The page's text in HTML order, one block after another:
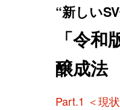
“新しい
「令
醸成法
Part.1 ＜現